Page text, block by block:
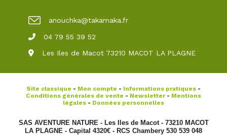
anouchka@takamaka.fr
04 79 55 39 52
Les Iles de Macot 73210 MACOT LA PLAGNE
Site classique - Mon compte - Informations pratiques -
Conditions générales de vente - Newsletter- Mentions
légales - Données personnelles
SAS AVENTURE NATURE - Les Iles de Macot - 73210 MACOT
LA PLAGNE - Capital 4320€ - RCS Chambery 530 539 048